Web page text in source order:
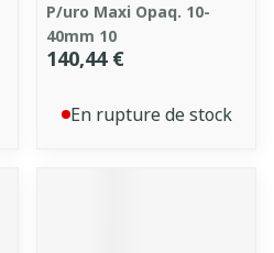
P/uro Maxi Opaq. 10-
40mm 10
140,44 €
En rupture de stock